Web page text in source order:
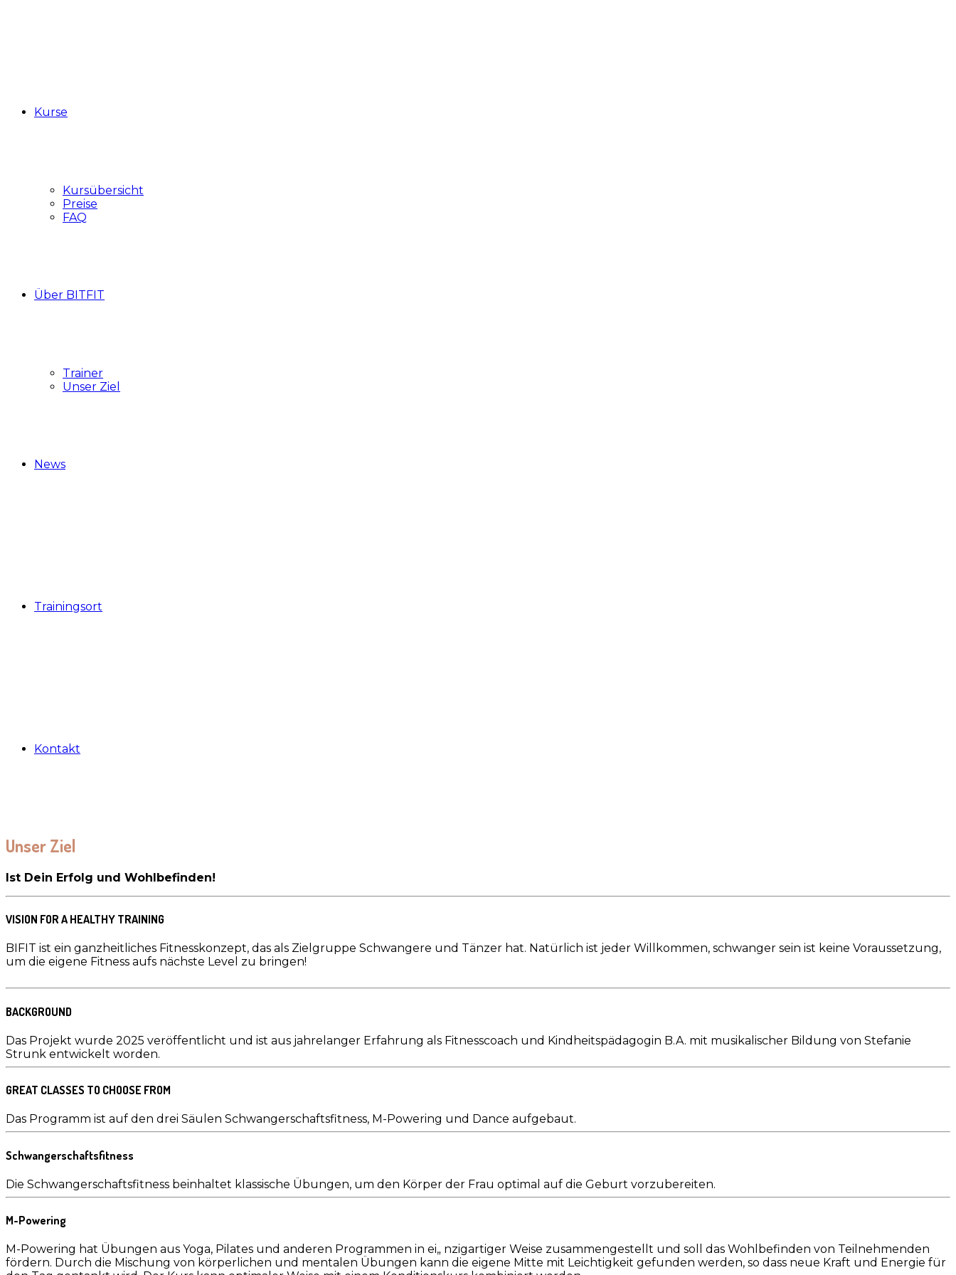
Kurse
Kursübersicht
Preise
FAQ
Über BITFIT
Trainer
Unser Ziel
News
Trainingsort
Kontakt
Unser Ziel
Ist Dein Erfolg und Wohlbefinden!
VISION FOR A HEALTHY TRAINING
BIFIT ist ein ganzheitliches Fitnesskonzept, das als Zielgruppe Schwangere und Tänzer hat. Natürlich ist jeder Willkommen, schwanger sein ist keine Voraussetzung,
um die eigene Fitness aufs nächste Level zu bringen!
BACKGROUND
Das Projekt wurde 2025 veröffentlicht und ist aus jahrelanger Erfahrung als Fitnesscoach und Kindheitspädagogin B.A. mit musikalischer Bildung von Stefanie
Strunk entwickelt worden.
GREAT CLASSES TO CHOOSE FROM
Das Programm ist auf den drei Säulen Schwangerschaftsfitness, M-Powering und Dance aufgebaut.
Schwangerschaftsfitness
Die Schwangerschaftsfitness beinhaltet klassische Übungen, um den Körper der Frau optimal auf die Geburt vorzubereiten.
M-Powering
M-Powering hat Übungen aus Yoga, Pilates und anderen Programmen in ei„ nzigartiger Weise zusammengestellt und soll das Wohlbefinden von Teilnehmenden
fördern. Durch die Mischung von körperlichen und mentalen Übungen kann die eigene Mitte mit Leichtigkeit gefunden werden, so dass neue Kraft und Energie für